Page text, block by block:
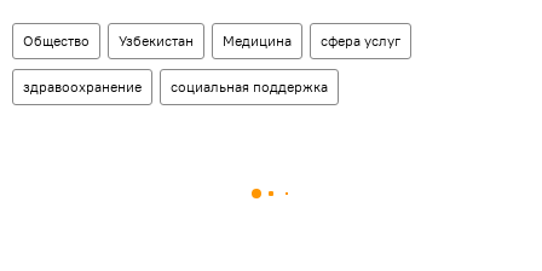
Общество Узбекистан Медицина сфера услуг
здравоохранение социальная поддержка